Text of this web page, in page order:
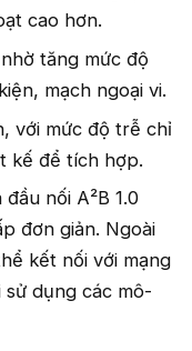
cao hơn.
tăng mức độ
mạch ngoại vi.
với mức độ trễ chỉ
kế để tích hợp.
nối A²B 1.0
đơn giản. Ngoài
kết nối với mạng
sử dụng các mô-